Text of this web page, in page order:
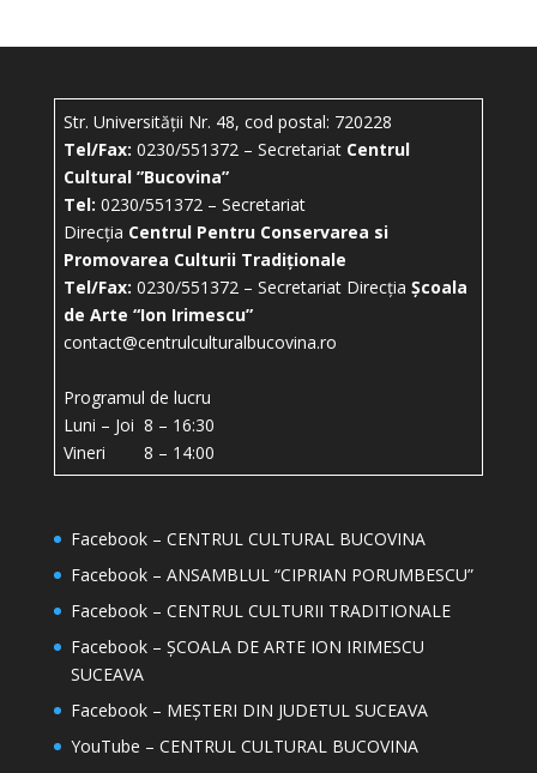
Str. Universității Nr. 48, cod postal: 720228
Tel/Fax: 0230/551372 – Secretariat Centrul
Cultural ”Bucovina”
Tel: 0230/551372 – Secretariat
Direcția Centrul Pentru Conservarea si
Promovarea Culturii Tradiționale
Tel/Fax: 0230/551372 – Secretariat Direcția Școala
de Arte “Ion Irimescu”
contact@centrulculturalbucovina.ro
Programul de lucru
Luni – Joi 8 – 16:30
Vineri 8 – 14:00
Facebook – CENTRUL CULTURAL BUCOVINA
Facebook – ANSAMBLUL “CIPRIAN PORUMBESCU”
Facebook – CENTRUL CULTURII TRADITIONALE
Facebook – ȘCOALA DE ARTE ION IRIMESCU
SUCEAVA
Facebook – MEȘTERI DIN JUDETUL SUCEAVA
YouTube – CENTRUL CULTURAL BUCOVINA